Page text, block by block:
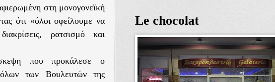
στη μονογονεϊκή
ότι «όλοι οφείλουμε να
ρατσισμό και
που προκάλεσε ο
όλων των Βουλευτών της
Le chocolat